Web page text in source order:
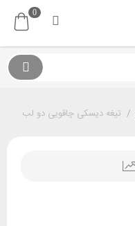
0
/ تیغه دیسکی چاقویی دو لب